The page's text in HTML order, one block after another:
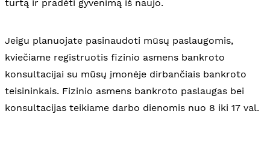
turtą ir pradėti gyvenimą iš naujo.
Jeigu planuojate pasinaudoti mūsų paslaugomis,
kviečiame registruotis fizinio asmens bankroto
konsultacijai su mūsų įmonėje dirbančiais bankroto
teisininkais. Fizinio asmens bankroto paslaugas bei
konsultacijas teikiame darbo dienomis nuo 8 iki 17 val.